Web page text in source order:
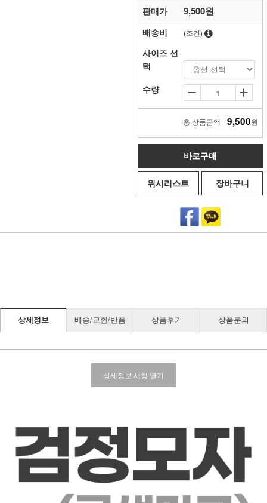
판매가 9,500원
배송비 (조건)
사이즈 선
택
수량
총 상품금액 9,500원
바로구매
위시리스트 장바구니
상세정보 배송/교환/반품 상품후기 상품문의
상세정보 새창 열기